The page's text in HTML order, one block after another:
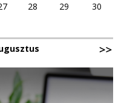
28 29
30